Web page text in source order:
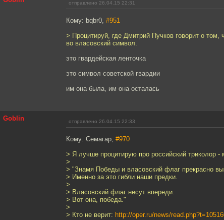
отправлено 26.04.15 22:31
Кому: bqbr0, #951
> Процитируй, где Дмитрий Пучков говорит о том,
во власовский символ.
это гвардейская ленточка
это символ советской гвардии
им она была, им она осталась
Goblin отправлено 26.04.15 22:33
Кому: Семагар, #970
> Я лучше процитирую про российский триколор
>
> "Знамя Победы и власовский флаг прекрасно
> Именно за это гибли наши предки.
>
> Власовский флаг несут впереди.
> Вот она, победа."
>
> Кто не верит: http://oper.ru/news/